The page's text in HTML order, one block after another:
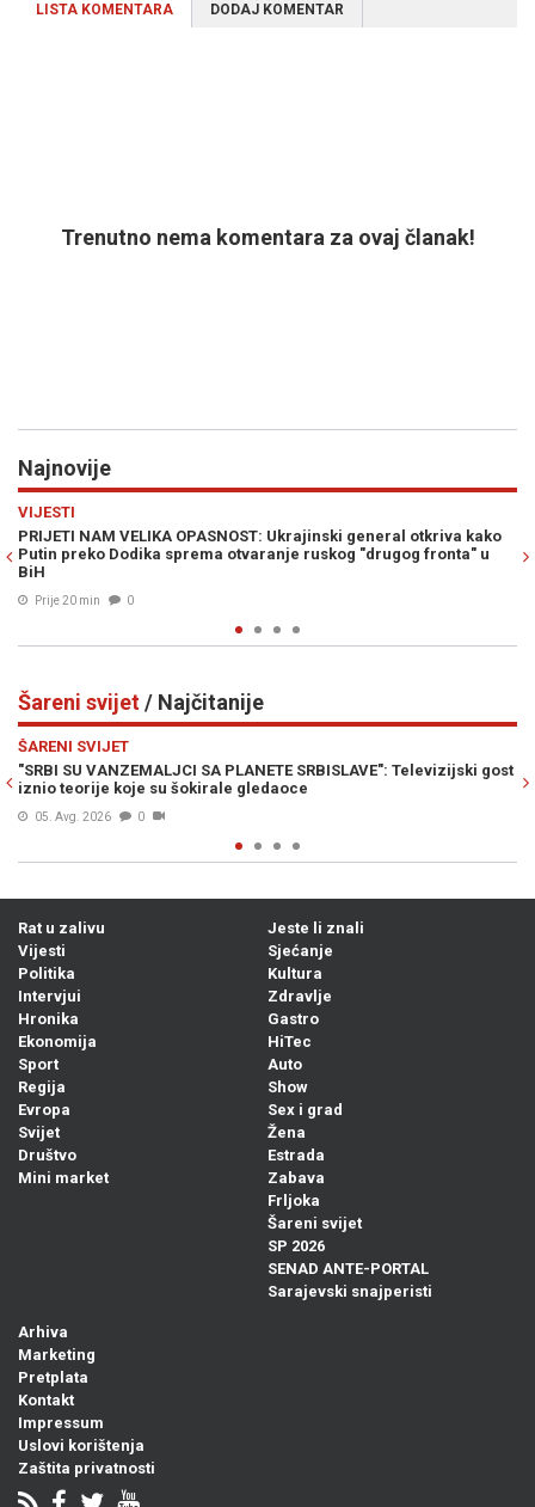
LISTA KOMENTARA DODAJ KOMENTAR
Trenutno nema komentara za ovaj članak!
Najnovije
Ukrajinski general otkriva kako
ruskog "drugog fronta" u
ZAMKA ZA TURISTE U
platiti kaznu i do 200 eura
Šareni svijet/ Najčitanije
SRBISLAVE": Televizijski gost
gledaoce
"OVO JE DOSLOVNO SMAK
onome što će se desiti 12.
Previous
Rat u zalivu
Vijesti
Politika
Intervjui
Hronika
Ekonomija
Sport
Regija
Evropa
Svijet
Društvo
Mini market
Jeste li znali
Sjećanje
Kultura
Zdravlje
Gastro
HiTec
Auto
Show
Sex i grad
Žena
Estrada
Zabava
Frljoka
Šareni svijet
SP 2026
SENAD ANTE-PORTAL
Sarajevski snajperisti
Arhiva
Marketing
Pretplata
Kontakt
Impressum
Uslovi korištenja
Zaštita privatnosti